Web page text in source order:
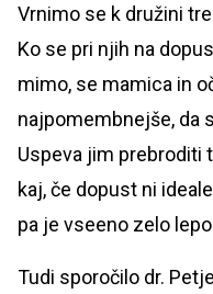
Vrnimo se k družini
Ko se pri njih na
mimo, se mamica in
najpomembnejše, da
Uspeva jim prebroditi
kaj, če dopust ni
pa je vseeno zelo
Tudi sporočilo dr.